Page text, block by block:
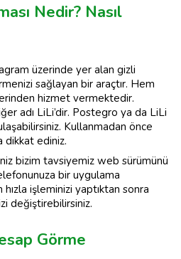
Nedir? Nasıl
üzerinde yer alan gizli
sağlayan bir araçtır. Hem
hizmet vermektedir.
adı LiLi’dir. Postegro ya da LiLi
Kullanmadan önce
dikkat ediniz.
bizim tavsiyemiz web sürümünü
bir uygulama
işleminizi yaptıktan sonra
değiştirebilirsiniz.
Görme